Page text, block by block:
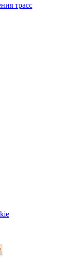
трасс